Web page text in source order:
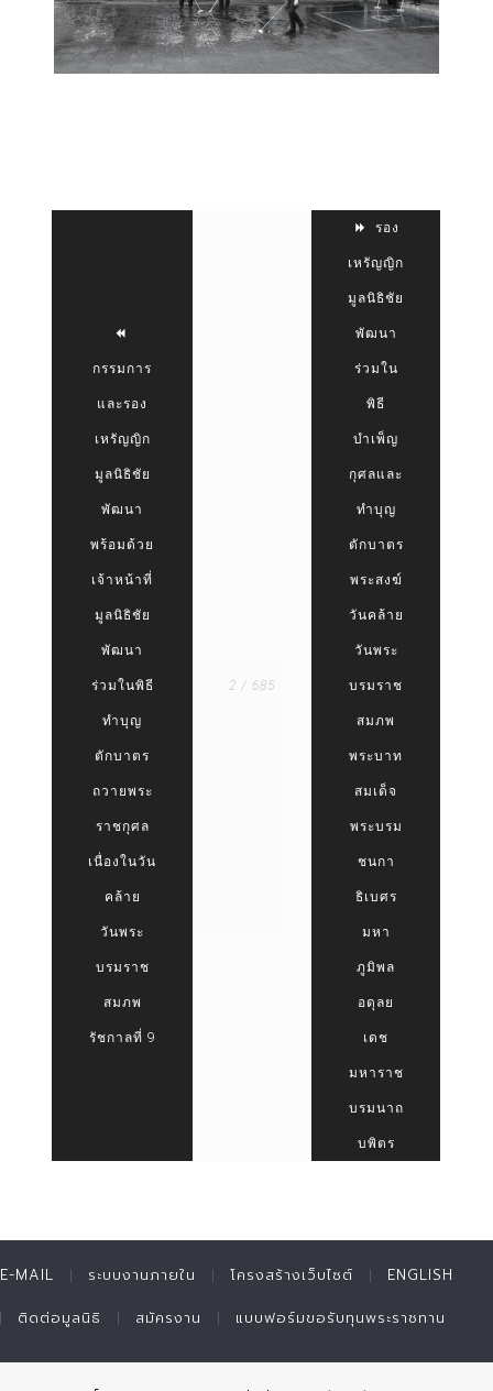
กรรมการ
และรอง
เหรัญญิก
มูลนิธิชัย
พัฒนา
พร้อมด้วย
เจ้าหน้าที่
มูลนิธิชัย
พัฒนา
ร่วมในพิธี
ทำบุญ
ตักบาตร
ถวายพระ
ราชกุศล
เนื่องในวัน
คล้าย
วันพระ
บรมราช
สมภพ
รัชกาลที่ 9
2 / 685
รอง
เหรัญญิก
มูลนิธิชัย
พัฒนา
ร่วมใน
พิธี
บำเพ็ญ
กุศลและ
ทำบุญ
ตักบาตร
พระสงฆ์
วันคล้าย
วันพระ
บรมราช
สมภพ
พระบาท
สมเด็จ
พระบรม
ชนกา
ธิเบศร
มหา
ภูมิพล
อดุลย
เดช
มหาราช
บรมนาถ
บพิตร
E-MAIL ระบบงานภายใน โครงสร้างเว็บไซต์ ENGLISH
ติดต่อมูลนิธิ สมัครงาน แบบฟอร์มขอรับทุนพระราชทาน